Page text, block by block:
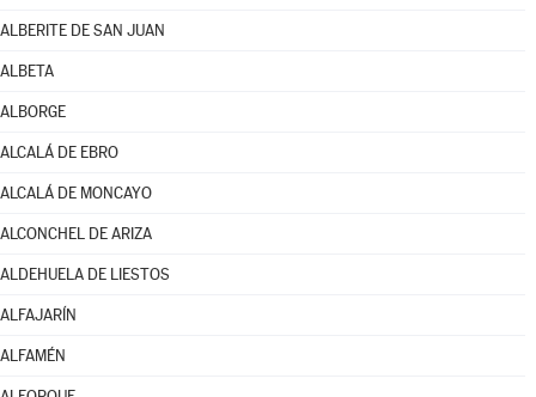
ALBERITE DE SAN JUAN
ALBETA
ALBORGE
ALCALÁ DE EBRO
ALCALÁ DE MONCAYO
ALCONCHEL DE ARIZA
ALDEHUELA DE LIESTOS
ALFAJARÍN
ALFAMÉN